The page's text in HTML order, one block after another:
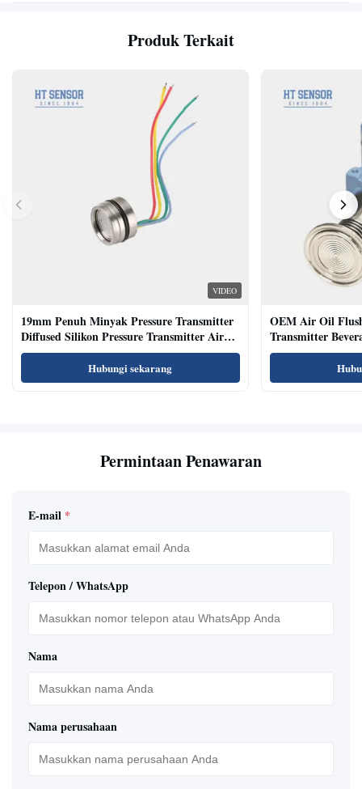
Produk Terkait
VIDEO
19mm Penuh Minyak Pressure Transmitter
Diffused Silikon Pressure Transmitter Air
Oil Test
Hubungi sekarang
OEM Air Oil
Transmitter
Sensor
Permintaan Penawaran
E-mail *
Telepon / WhatsApp
Nama
Nama perusahaan